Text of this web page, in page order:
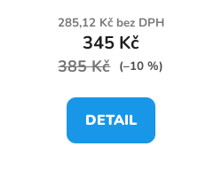
285,12 Kč bez DPH
345 Kč
385 Kč (–10 %)
DETAIL